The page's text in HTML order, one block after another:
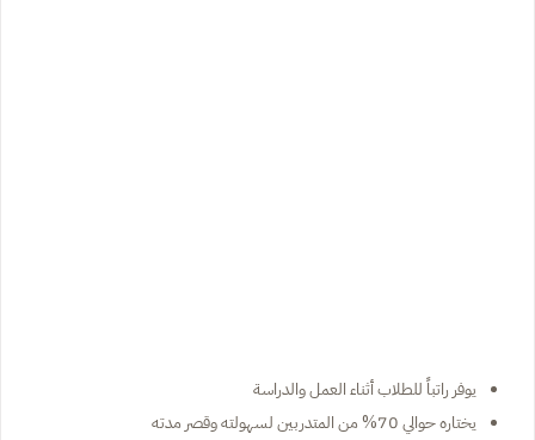
يوفر راتباً للطلاب أثناء العمل والدراسة
يختاره حوالي 70% من المتدربين لسهولته وقصر مدته